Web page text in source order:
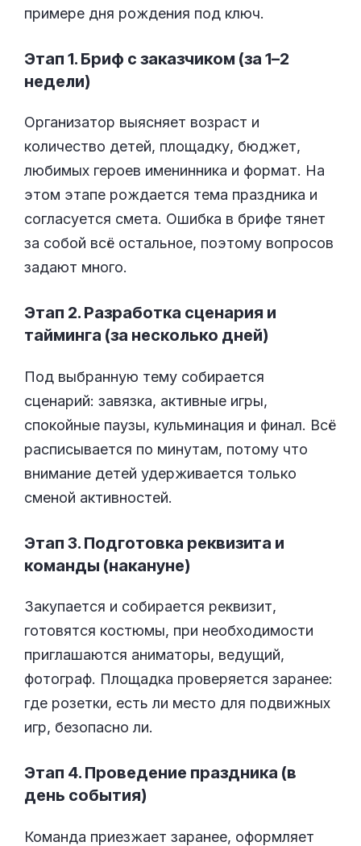
примере дня рождения под ключ.
Этап 1. Бриф с заказчиком (за 1–2
недели)
Организатор выясняет возраст и
количество детей, площадку, бюджет,
любимых героев именинника и формат. На
этом этапе рождается тема праздника и
согласуется смета. Ошибка в брифе тянет
за собой всё остальное, поэтому вопросов
задают много.
Этап 2. Разработка сценария и
тайминга (за несколько дней)
Под выбранную тему собирается
сценарий: завязка, активные игры,
спокойные паузы, кульминация и финал. Всё
расписывается по минутам, потому что
внимание детей удерживается только
сменой активностей.
Этап 3. Подготовка реквизита и
команды (накануне)
Закупается и собирается реквизит,
готовятся костюмы, при необходимости
приглашаются аниматоры, ведущий,
фотограф. Площадка проверяется заранее:
где розетки, есть ли место для подвижных
игр, безопасно ли.
Этап 4. Проведение праздника (в
день события)
Команда приезжает заранее, оформляет